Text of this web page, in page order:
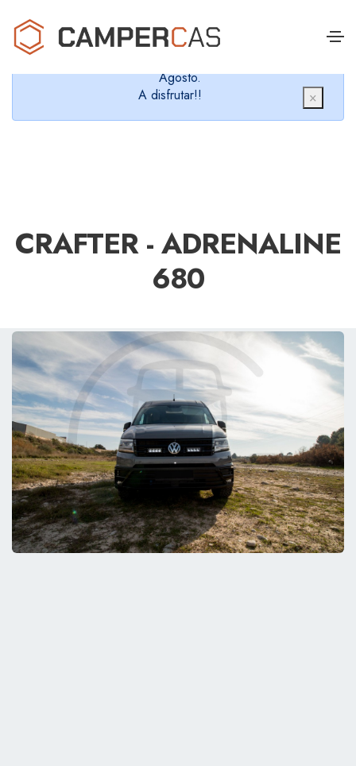
Cerramos en verano, que nos queremos dar un
chapuzón y refrescarnos.
Agosto.
A disfrutar!!
×
CRAFTER - ADRENALINE
680